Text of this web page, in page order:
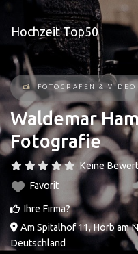
Hochzeit Top50
FOTOGRAFEN & VIDEO
Waldemar
Fotografie
Keine
Favorit
Ihre Firma?
Am Spitalhof 11,Horb am
Deutschland